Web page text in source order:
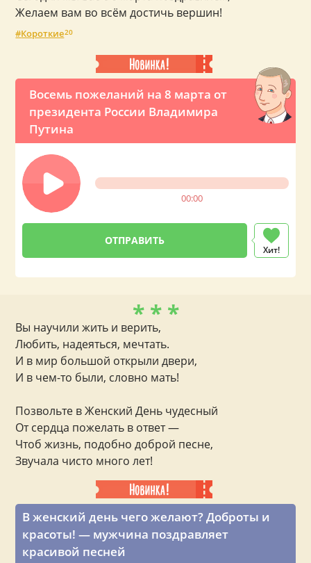
Восемь пожеланий на 8 марта от
президента России Владимира
Путина
00:00
Хит!
Желаем вам во всём достичь вершин!
Короткие20
В женский день чего желают? Доброты и
красоты! — мужчина поздравляет
красивой песней
* * *
Вы научили жить и верить,
Любить, надеяться, мечтать.
И в мир большой открыли двери,
И в чем-то были, словно мать!
Позвольте в Женский День чудесный
От сердца пожелать в ответ —
Чтоб жизнь, подобно доброй песне,
Звучала чисто много лет!